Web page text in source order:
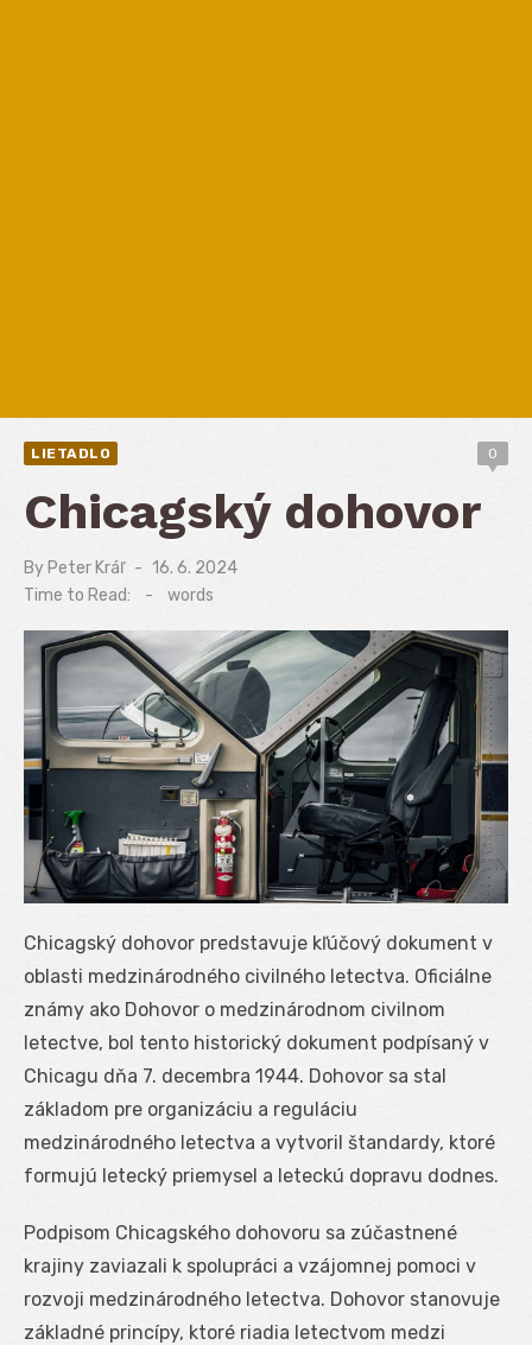
LIETADLO 0
Chicagský dohovor
By Peter Kráľ
Posted
on
16. 6. 2024
Time to Read:
- words
Chicagský dohovor predstavuje kľúčový dokument v
oblasti medzinárodného civilného letectva. Oficiálne
známy ako Dohovor o medzinárodnom civilnom
letectve, bol tento historický dokument podpísaný v
Chicagu dňa 7. decembra 1944. Dohovor sa stal
základom pre organizáciu a reguláciu
medzinárodného letectva a vytvoril štandardy, ktoré
formujú letecký priemysel a leteckú dopravu dodnes.
Podpisom Chicagského dohovoru sa zúčastnené
krajiny zaviazali k spolupráci a vzájomnej pomoci v
rozvoji medzinárodného letectva. Dohovor stanovuje
základné princípy, ktoré riadia letectvom medzi